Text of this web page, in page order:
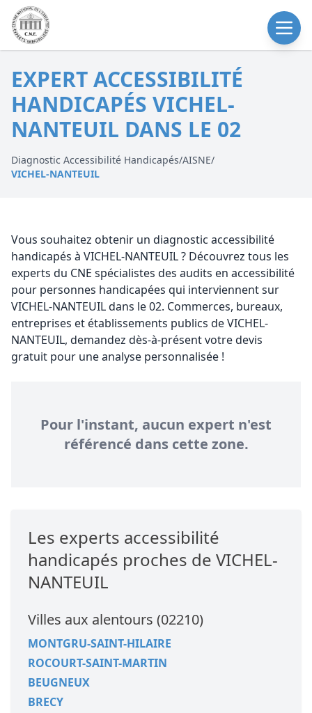
EXPERT ACCESSIBILITÉ
HANDICAPÉS VICHEL-
NANTEUIL DANS LE 02
Diagnostic Accessibilité Handicapés/AISNE/
VICHEL-NANTEUIL
Vous souhaitez obtenir un diagnostic accessibilité
handicapés à VICHEL-NANTEUIL ? Découvrez tous les
experts du CNE spécialistes des audits en accessibilité
pour personnes handicapées qui interviennent sur
VICHEL-NANTEUIL dans le 02. Commerces, bureaux,
entreprises et établissements publics de VICHEL-
NANTEUIL, demandez dès-à-présent votre devis
gratuit pour une analyse personnalisée !
Pour l'instant, aucun expert n'est
référencé dans cette zone.
Les experts accessibilité
handicapés proches de VICHEL-
NANTEUIL
Villes aux alentours (02210)
MONTGRU-SAINT-HILAIRE
ROCOURT-SAINT-MARTIN
BEUGNEUX
BRECY